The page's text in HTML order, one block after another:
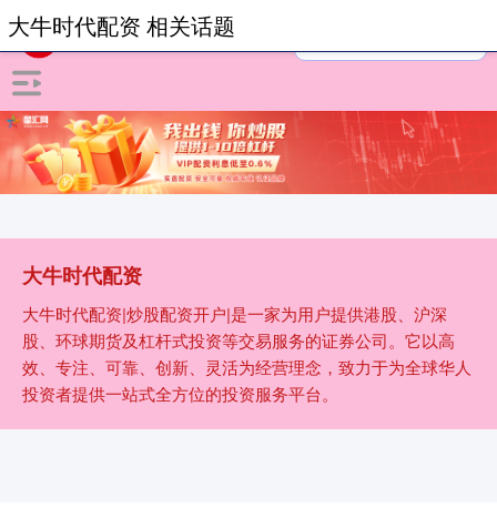
大牛时代配资
大牛时代配资|炒股配资开户|是一家为用户提供港股、沪深
股、环球期货及杠杆式投资等交易服务的证券公司。它以高
效、专注、可靠、创新、灵活为经营理念，致力于为全球华人
投资者提供一站式全方位的投资服务平台。
大牛时代配资 相关话题